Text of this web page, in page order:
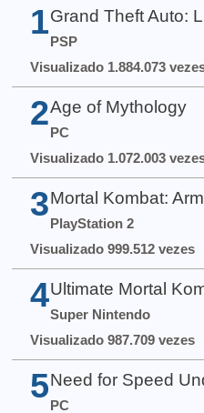
1 Grand Theft Auto:
PSP
Visualizado 1.884.073
2 Age of Mythology
PC
Visualizado 1.072.003
3 Mortal Kombat:
PlayStation 2
Visualizado 999.512 vezes
4 Ultimate Mortal
Super Nintendo
Visualizado 987.709 vezes
5 Need for Speed
PC